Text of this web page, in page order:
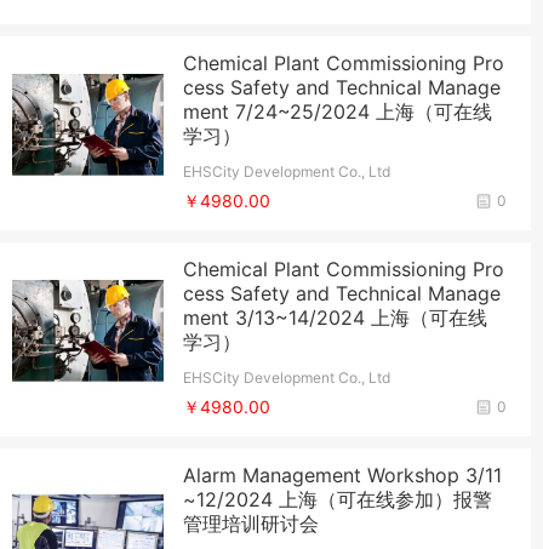
Chemical Plant Commissioning Pro
cess Safety and Technical Manage
ment 7/24~25/2024 上海（可在线
学习）
EHSCity Development Co., Ltd
0
￥4980.00
Chemical Plant Commissioning Pro
cess Safety and Technical Manage
ment 3/13~14/2024 上海（可在线
学习）
EHSCity Development Co., Ltd
0
￥4980.00
Alarm Management Workshop 3/11
~12/2024 上海（可在线参加）报警
管理培训研讨会